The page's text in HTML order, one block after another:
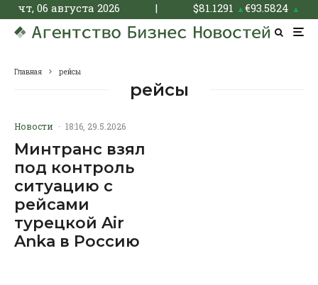
чт, 06 августа 2026 | $81.1291 ▲€93.5824 ▲
Главная рейсы
рейсы
Новости · 18:16, 29.5.2026
Минтранс взял
под контроль
ситуацию с
рейсами
турецкой Air
Anka в Россию